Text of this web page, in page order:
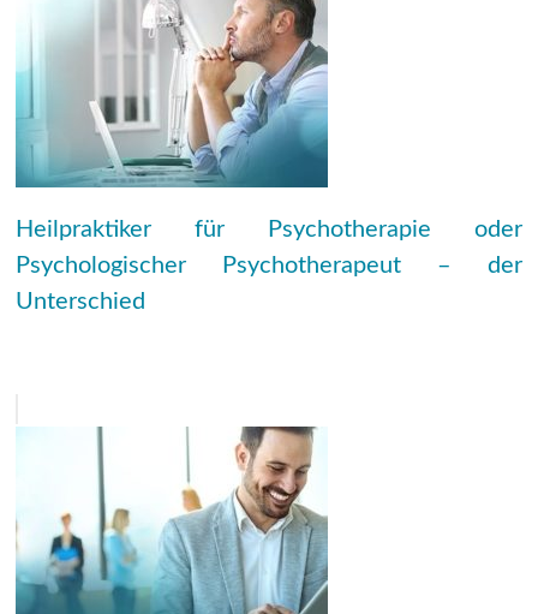
Heilpraktiker für Psychotherapie oder
Psychologischer Psychotherapeut – der
Unterschied